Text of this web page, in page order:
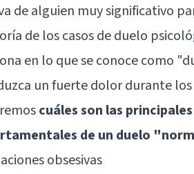
de alguien muy significativo
de los casos de duelo
en lo que se conoce como
un fuerte dolor durante
cuáles son las
de un duelo
obsesivas